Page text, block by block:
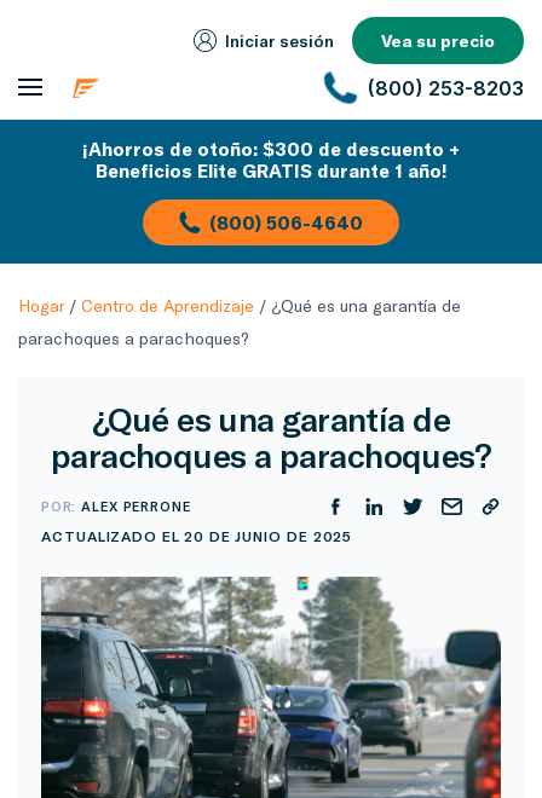
Iniciar sesión Vea su precio
(800) 253-8203
¡Ahorros de otoño: $300 de descuento +
Beneficios Elite GRATIS durante 1 año!
(800) 506-4640
Hogar/ Centro de Aprendizaje / ¿Qué es una garantía de
parachoques a parachoques?
¿Qué es una garantía de
parachoques a parachoques?
POR:ALEX PERRONE
ACTUALIZADO EL 20 DE JUNIO DE 2025